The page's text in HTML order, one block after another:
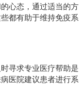
心态，通过适当的方
都有助于维持免疫系
寻求专业医疗帮助是
医院建议患者进行系